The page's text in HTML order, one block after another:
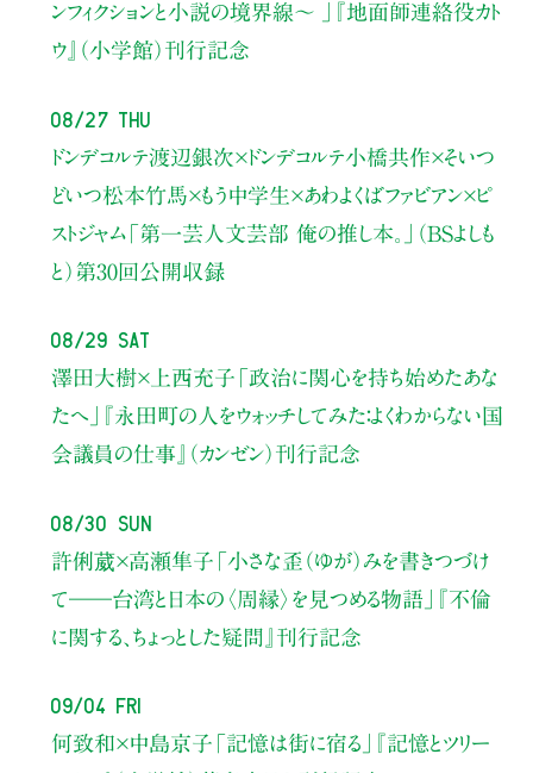
ンフィクションと小説の境界線〜 」
『地面師連絡役カト
ウ』（小学館）刊行記念
08/27 Thu
ドンデコルテ渡辺銀次×ドンデコルテ小橋共作×そいつ
どいつ松本竹馬×もう中学生×あわよくばファビアン×ピ
ストジャム「第一芸人文芸部 俺の推し本。」（BSよしも
と） 第30回公開収録
08/29 Sat
澤田大樹×上西充子 「政治に関心を持ち始めたあな
たへ」
『永田町の人をウォッチしてみた：よくわからない国
会議員の仕事』（カンゼン）刊行記念
08/30 Sun
許俐葳×高瀬隼子 「小さな歪（ゆが）みを書きつづけ
て――台湾と日本の〈周縁〉を見つめる物語」
『不倫
に関する、ちょっとした疑問』刊行記念
09/04 Fri
何致和×中島京子 「記憶は街に宿る」
『記憶とツリー